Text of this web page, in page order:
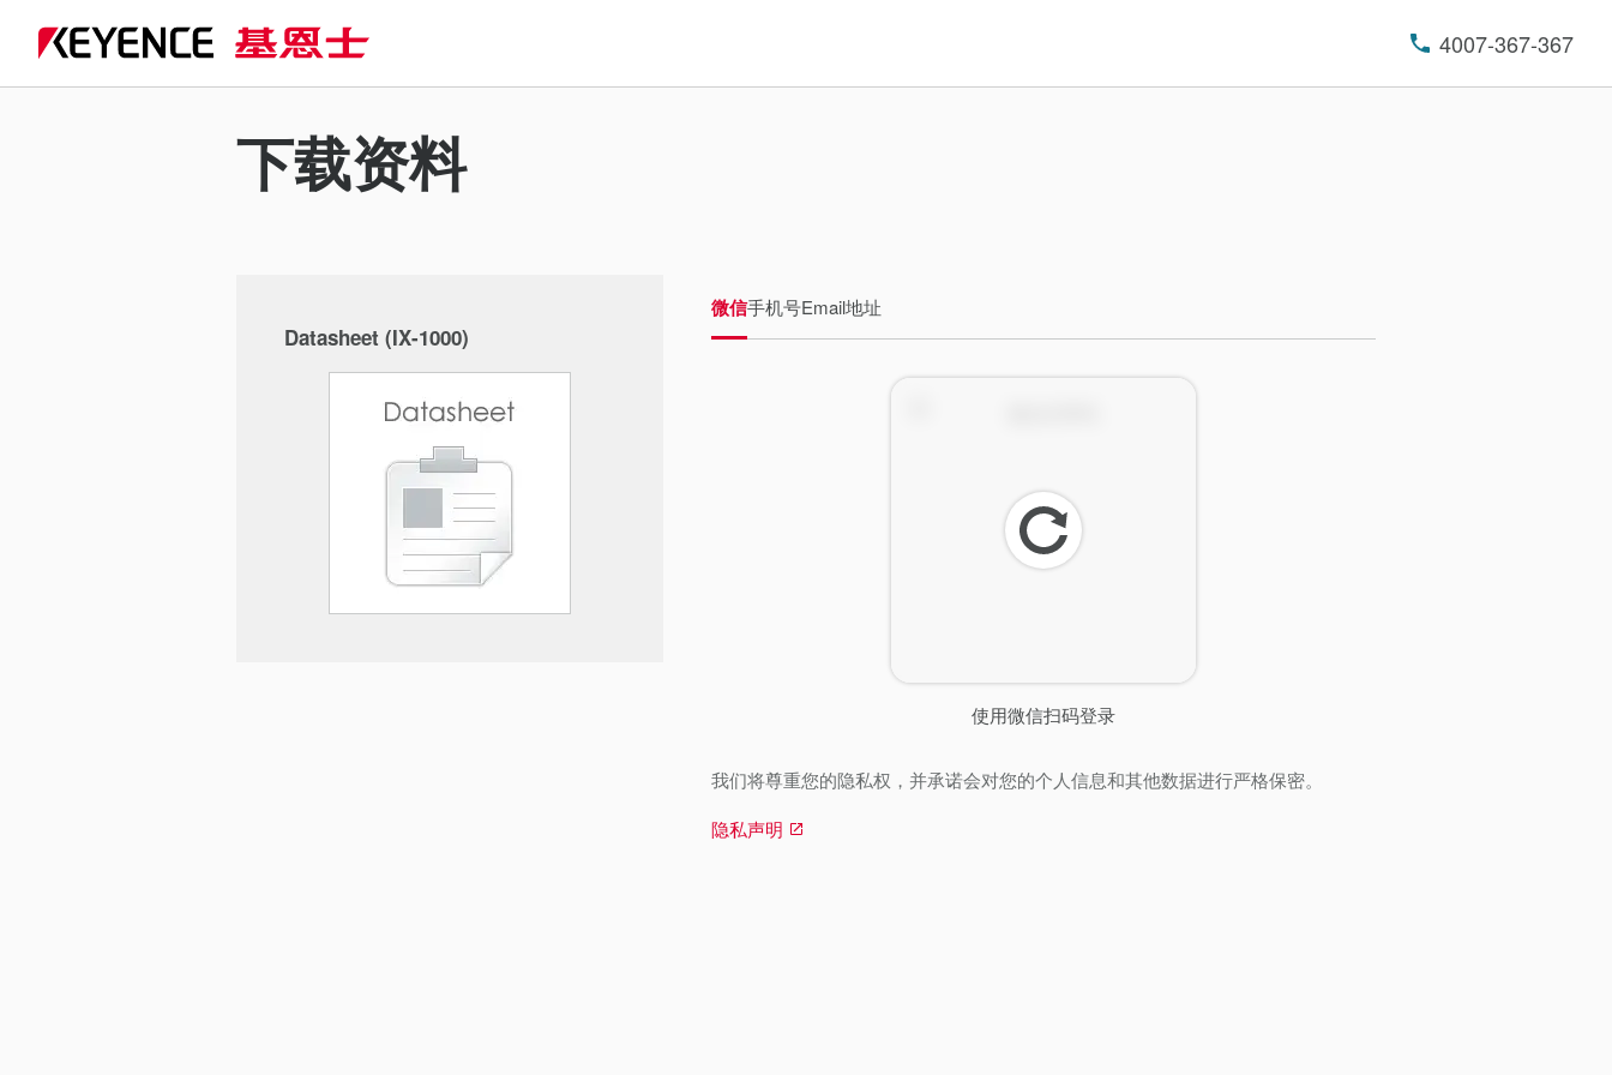
4007-367-367
下载资料
Datasheet (IX-1000)
微信手机号Email地址
使用微信扫码登录
刷
新
我们将尊重您的隐私权，并承诺会对您的个人信息和其他数据进行严格保密。
隐私声明